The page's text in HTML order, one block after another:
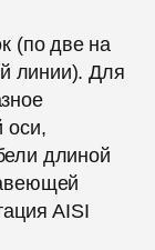
(по две на
линии). Для
оси,
длиной
AISI